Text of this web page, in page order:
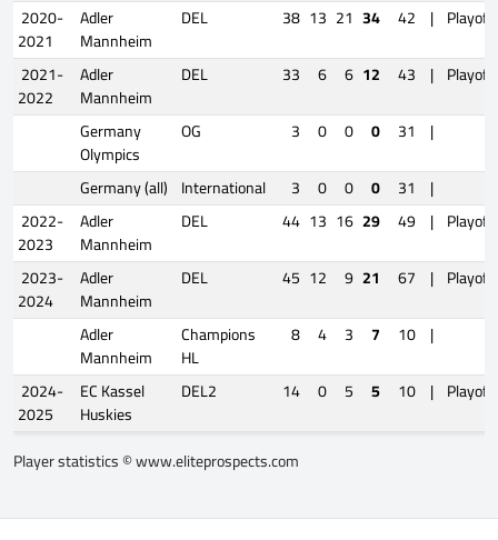
2020-
2021
Adler
Mannheim
DEL 38 13 21 34 42 |
2021-
2022
Adler
Mannheim
DEL 33 6 6 12 43 |
Germany
Olympics
OG 3 0 0 0 31
|
Germany (all) International 3 0 0 0 31
|
2022-
2023
Adler
Mannheim
DEL 44 13 16 29 49 |
2023-
2024
Adler
Mannheim
DEL 45 12 9 21 67 |
Adler
Mannheim
Champions
HL
8 4 3 7 10 |
2024-
2025
EC Kassel
Huskies
DEL2 14 0 5 5 10 |
Player statistics ©www.eliteprospects.com